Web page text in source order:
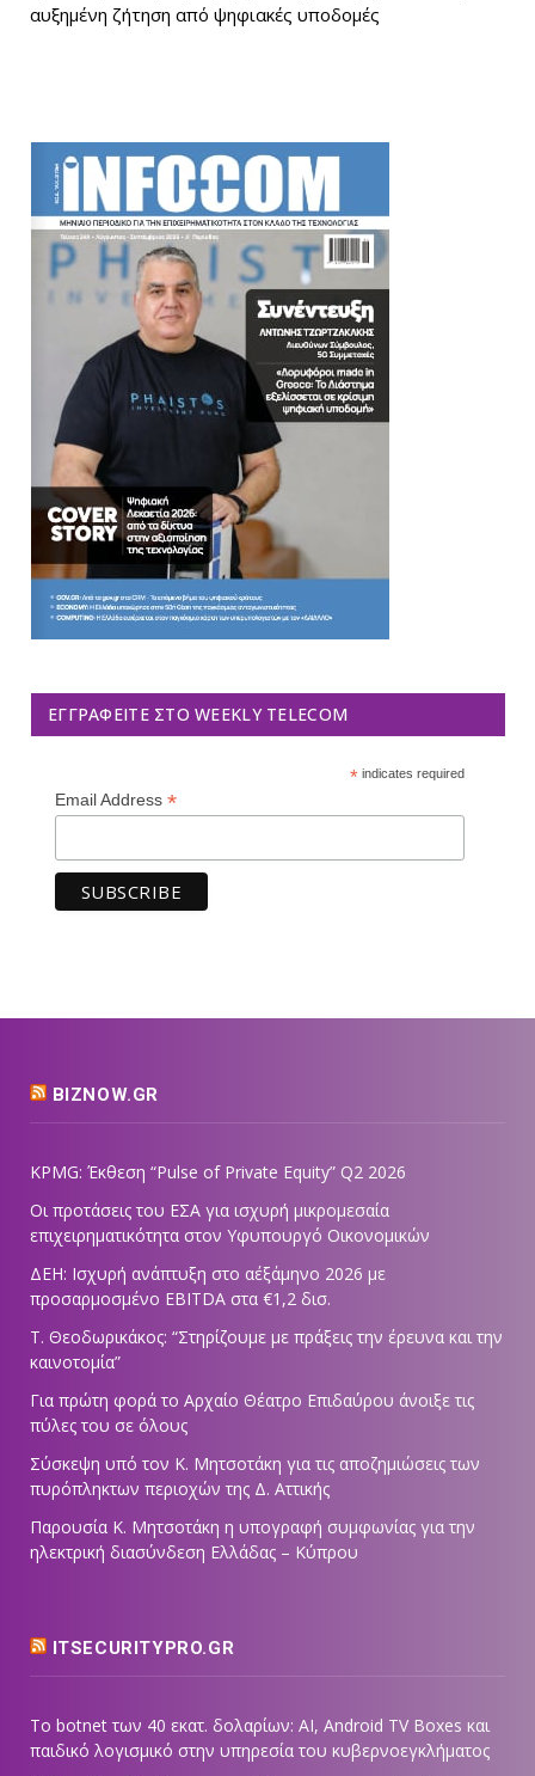
αυξημένη ζήτηση από ψηφιακές υποδομές
ΕΓΓΡΑΦΕΊΤΕ ΣΤΟ WEEKLY TELECOM
*indicates required
Email Address *
BIZNOW.GR
KPMG: Έκθεση “Pulse of Private Equity” Q2 2026
Οι προτάσεις του ΕΣΑ για ισχυρή μικρομεσαία
επιχειρηματικότητα στον Υφυπουργό Οικονομικών
ΔΕΗ: Ισχυρή ανάπτυξη στο α΄εξάμηνο 2026 με
προσαρμοσμένο EBITDA στα €1,2 δισ.
Τ. Θεοδωρικάκος: “Στηρίζουμε με πράξεις την έρευνα και την
καινοτομία”
Για πρώτη φορά το Αρχαίο Θέατρο Επιδαύρου άνοιξε τις
πύλες του σε όλους
Σύσκεψη υπό τον Κ. Μητσοτάκη για τις αποζημιώσεις των
πυρόπληκτων περιοχών της Δ. Αττικής
Παρουσία Κ. Μητσοτάκη η υπογραφή συμφωνίας για την
ηλεκτρική διασύνδεση Ελλάδας – Κύπρου
ITSECURITYPRO.GR
Το botnet των 40 εκατ. δολαρίων: AI, Android TV Boxes και
παιδικό λογισμικό στην υπηρεσία του κυβερνοεγκλήματος